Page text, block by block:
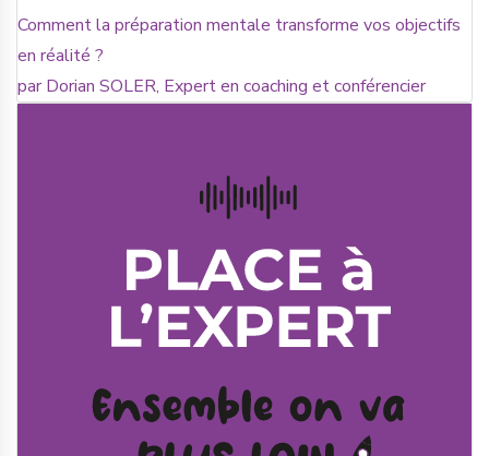
Comment la préparation mentale transforme vos objectifs
en réalité ?
par Dorian SOLER, Expert en coaching et conférencier